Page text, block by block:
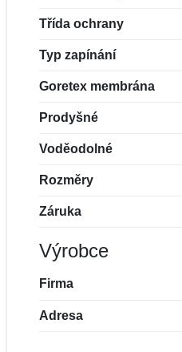
Třída ochrany
Typ zapínání
Goretex membrána
Prodyšné
Voděodolné
Rozměry
Záruka
Výrobce
Firma
Adresa